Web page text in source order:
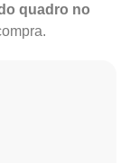
quadro no